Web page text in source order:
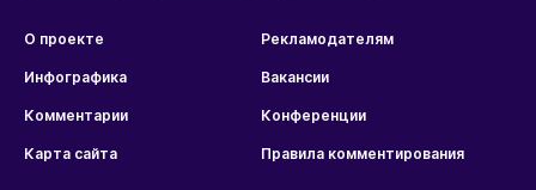
О проекте Рекламодателям
Инфографика Вакансии
Комментарии Конференции
Карта сайта Правила комментирования